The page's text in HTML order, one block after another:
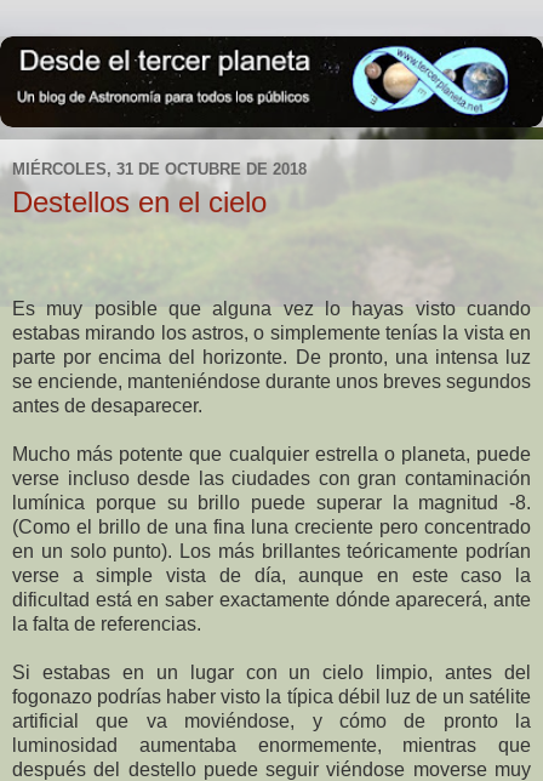
MIÉRCOLES, 31 DE OCTUBRE DE 2018
Destellos en el cielo
Es muy posible que alguna vez lo hayas visto cuando
estabas mirando los astros, o simplemente tenías la vista en
parte por encima del horizonte. De pronto, una intensa luz
se enciende, manteniéndose durante unos breves segundos
antes de desaparecer.
Mucho más potente que cualquier estrella o planeta, puede
verse incluso desde las ciudades con gran contaminación
lumínica porque su brillo puede superar la magnitud -8.
(Como el brillo de una fina luna creciente pero concentrado
en un solo punto). Los más brillantes teóricamente podrían
verse a simple vista de día, aunque en este caso la
dificultad está en saber exactamente dónde aparecerá, ante
la falta de referencias.
Si estabas en un lugar con un cielo limpio, antes del
fogonazo podrías haber visto la típica débil luz de un satélite
artificial que va moviéndose, y cómo de pronto la
luminosidad aumentaba enormemente, mientras que
después del destello puede seguir viéndose moverse muy